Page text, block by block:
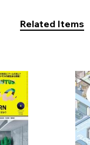
Related Items